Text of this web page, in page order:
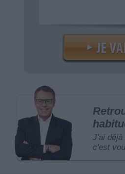
J'ai déjà
c'est